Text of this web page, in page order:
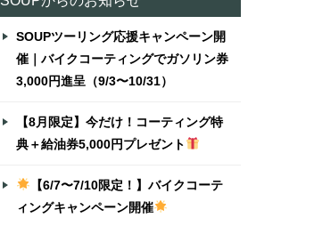
SOUPツーリング応援キャンペーン開
催｜バイクコーティングでガソリン券
3,000円進呈（9/3〜10/31）
【8月限定】今だけ！コーティング特
典＋給油券5,000円プレゼント
【6/7〜7/10限定！】バイクコーテ
ィングキャンペーン開催